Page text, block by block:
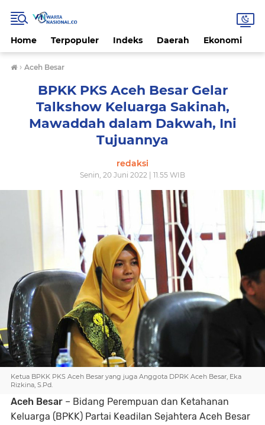
Home Terpopuler Indeks Daerah Ekonomi
› Aceh Besar
BPKK PKS Aceh Besar Gelar
Talkshow Keluarga Sakinah,
Mawaddah dalam Dakwah, Ini
Tujuannya
redaksi
Senin, 20 Juni 2022 | 11.55 WIB
Ketua BPKK PKS Aceh Besar yang juga Anggota DPRK Aceh Besar, Eka
Rizkina, S.Pd.
Aceh Besar – Bidang Perempuan dan Ketahanan
Keluarga (BPKK) Partai Keadilan Sejahtera Aceh Besar